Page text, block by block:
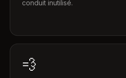
conduit inutilisé.
💨